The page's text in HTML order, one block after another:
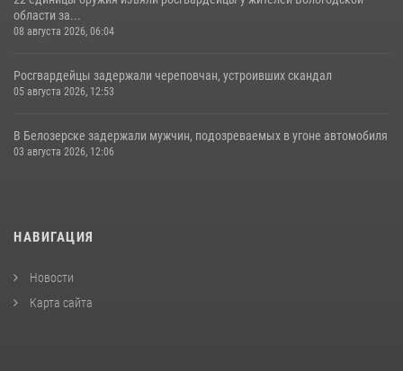
области за...
08 августа 2026, 06:04
Росгвардейцы задержали череповчан, устроивших скандал
05 августа 2026, 12:53
В Белозерске задержали мужчин, подозреваемых в угоне автомобиля
03 августа 2026, 12:06
НАВИГАЦИЯ
Новости
Карта сайта